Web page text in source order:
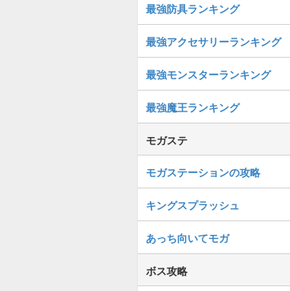
最強防具ランキング
最強アクセサリーランキング
最強モンスターランキング
最強魔王ランキング
モガステ
モガステーションの攻略
キングスプラッシュ
あっち向いてモガ
ボス攻略